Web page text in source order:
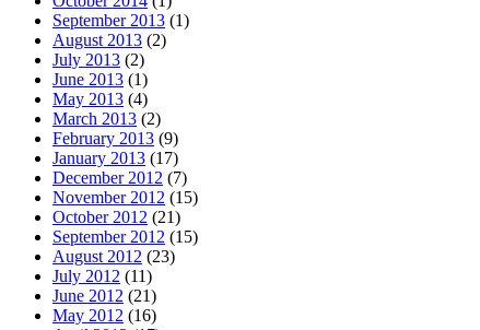
September 2013 (1)
August 2013 (2)
July 2013 (2)
June 2013 (1)
May 2013 (4)
March 2013 (2)
February 2013 (9)
January 2013 (17)
December 2012 (7)
November 2012 (15)
October 2012 (21)
September 2012 (15)
August 2012 (23)
July 2012 (11)
June 2012 (21)
May 2012 (16)